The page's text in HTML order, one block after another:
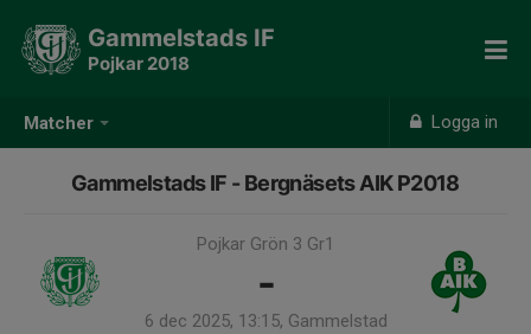
Matcher Logga in
Gammelstads IF
Pojkar 2018
Gammelstads IF - Bergnäsets AIK P2018
Pojkar Grön 3 Gr1
-
6 dec 2025, 13:15, Gammelstad